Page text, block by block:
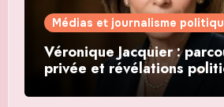
Médias et journalisme
Véronique Jacquier :
privée et révélations